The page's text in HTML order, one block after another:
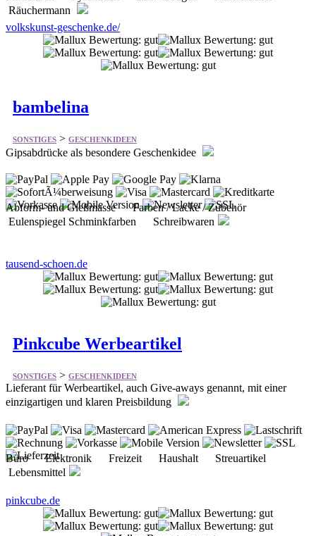
SONSTIGES> GESCHENKIDEEN
Gipsabdrücke als besondere Geschenkidee
Abform- und Gießmasse Farben / Lacke / Zubehör
Eulenspiegel Schminkfarben Schreibwaren
tausend-schoen.de
Pinkcube Werbeartikel
SONSTIGES>GESCHENKIDEEN
Lieferant für Werbeartikel, auch Give-aways genannt, mit einer
Büro Elektronik Freizeit Haushalt Streuartikel
Lebensmittel
pinkcube.de